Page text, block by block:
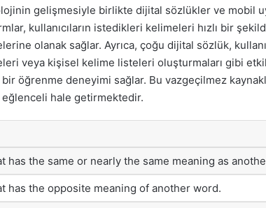
gelişmesiyle birlikte dijital sözlükler ve mobil
kullanıcıların istedikleri kelimeleri hızlı bir
olanak sağlar. Ayrıca, çoğu dijital sözlük,
veya kişisel kelime listeleri oluşturmaları gibi
öğrenme deneyimi sağlar. Bu vazgeçilmez
hale getirmektedir.
has the same or nearly the same meaning as
has the opposite meaning of another word.